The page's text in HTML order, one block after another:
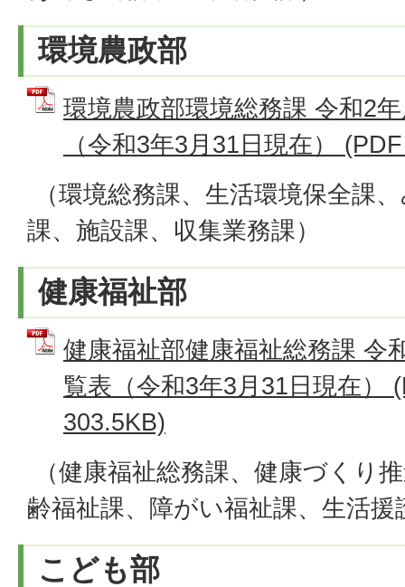
環境農政部
環境農政部環境総務課 令和2
（令和3年3月31日現在）
（環境総務課、生活環境保全課
課、施設課、収集業務課）
健康福祉部
健康福祉部健康福祉総務課 令
覧表（令和3年3月31日現在）
303.5KB)
（健康福祉総務課、健康づくり
齢福祉課、障がい福祉課、生活援
こども部